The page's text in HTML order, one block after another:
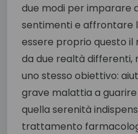
due modi per imparare
sentimenti e affrontare
essere proprio questo il
da due realtà differenti,
uno stesso obiettivo:
grave malattia a
quella serenità
trattamento